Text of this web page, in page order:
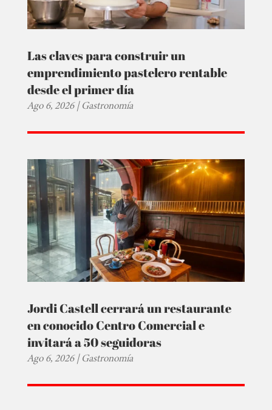
Las claves para construir un
emprendimiento pastelero rentable
desde el primer día
Ago 6, 2026|Gastronomía
Jordi Castell cerrará un restaurante
en conocido Centro Comercial e
invitará a 50 seguidoras
Ago 6, 2026|Gastronomía